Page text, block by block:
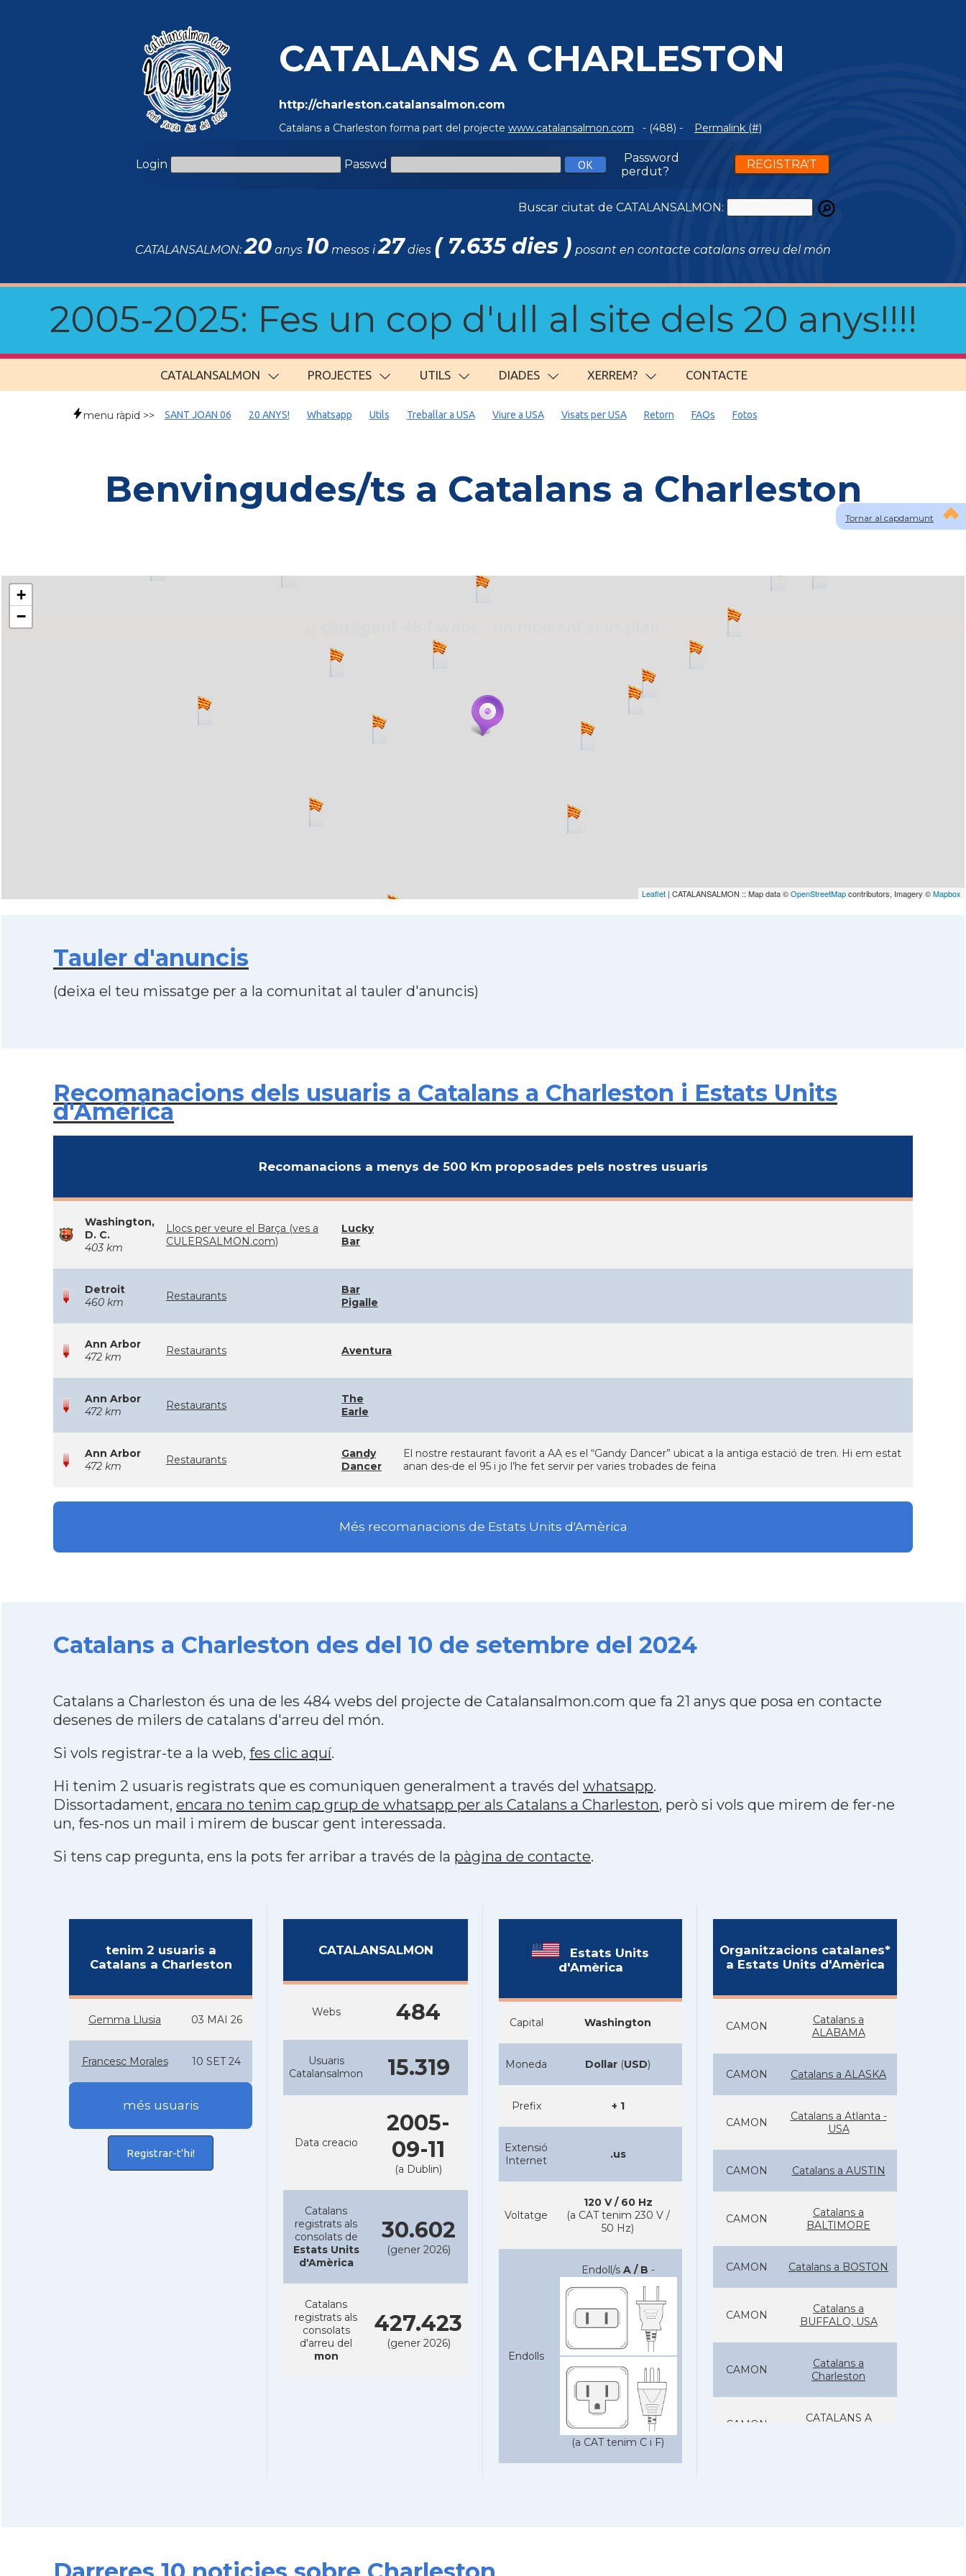
CATALANS A CHARLESTON
http://charleston.catalansalmon.com
Catalans a Charleston forma part del projecte www.catalansalmon.com - (488) - Permalink (#)
Login Passwd
Password
perdut?
REGISTRA'T
Buscar ciutat de CATALANSALMON:
CATALANSALMON:20 anys 10 mesos i27 dies ( 7.635 dies ) posant en contacte catalans arreu del món
2005-2025: Fes un cop d'ull al site dels 20 anys!!!!
CATALANSALMON PROJECTES UTILS DIADES XERREM? CONTACTE
Tornar al capdamunt
menu ràpid >> SANT JOAN 06 20 ANYS! Whatsapp Utils Treballar a USA Viure a USA Visats per USA Retorn FAQs Fotos
Benvingudes/ts a Catalans a Charleston
+
−
Leaflet | CATALANSALMON :: Map data ©OpenStreetMapcontributors, Imagery ©Mapbox
Tauler d'anuncis
(deixa el teu missatge per a la comunitat al tauler d'anuncis)
Recomanacions dels usuaris a Catalans a Charleston i Estats Units
d'Amèrica
Recomanacions a menys de 500 Km proposades pels nostres usuaris
Washington,
D. C.
403 km
Llocs per veure el Barça (ves a
CULERSALMON.com)
Lucky
Bar
Detroit
460 km
Restaurants
Bar
Pigalle
Ann Arbor
472 km
Restaurants Aventura
Ann Arbor
472 km
Restaurants
The
Earle
Ann Arbor
472 km
Restaurants
Gandy
Dancer
El nostre restaurant favorit a AA es el “Gandy Dancer” ubicat a la antiga estació de tren. Hi em estat
anan des-de el 95 i jo l’he fet servir per varies trobades de feina
Més recomanacions de Estats Units d'Amèrica
Catalans a Charleston des del 10 de setembre del 2024
Catalans a Charleston és una de les 484 webs del projecte de Catalansalmon.com que fa 21 anys que posa en contacte
desenes de milers de catalans d'arreu del món.
Si vols registrar-te a la web, fes clic aquí.
Hi tenim 2 usuaris registrats que es comuniquen generalment a través del whatsapp.
Dissortadament, encara no tenim cap grup de whatsapp per als Catalans a Charleston, però si vols que mirem de fer-ne
un, fes-nos un mail i mirem de buscar gent interessada.
Si tens cap pregunta, ens la pots fer arribar a través de la pàgina de contacte.
tenim 2 usuaris a
Catalans a Charleston
Gemma Llusia 03 MAI 26
Francesc Morales 10 SET 24
més usuaris
Registrar-t'hi!
CATALANSALMON
Webs 484
Usuaris
Catalansalmon
15.319
Data creacio
2005-
09-11
(a Dublin)
Catalans
registrats als
consolats de
Estats Units
d'Amèrica
30.602
(gener 2026)
Catalans
registrats als
consolats
d'arreu del
mon
427.423
(gener 2026)
Estats Units
d'Amèrica
Capital Washington
Moneda Dollar (USD)
Prefix + 1
Extensió
Internet
.us
Voltatge
120 V / 60 Hz
(a CAT tenim 230 V /
50 Hz)
Endolls
Endoll/s A / B -
(a CAT tenim C i F)
Organitzacions catalanes*
a Estats Units d'Amèrica
CAMON
Catalans a
ALABAMA
CAMON Catalans a ALASKA
CAMON
Catalans a Atlanta -
USA
CAMON Catalans a AUSTIN
CAMON
Catalans a
BALTIMORE
CAMON Catalans a BOSTON
CAMON
Catalans a
BUFFALO, USA
CAMON
Catalans a
Charleston
CAMON
CATALANS A